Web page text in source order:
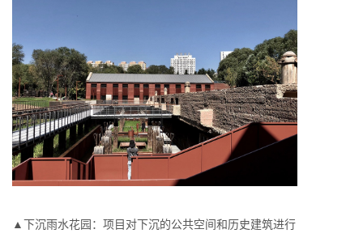
▲下沉雨水花园：项目对下沉的公共空间和历史建筑进行